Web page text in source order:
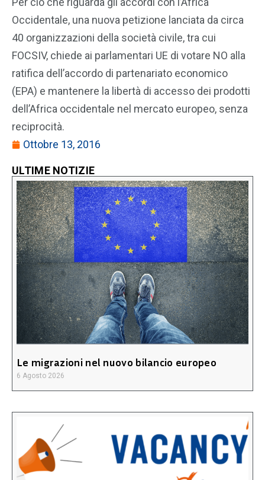
Occidentale, una nuova petizione lanciata da circa
40 organizzazioni della società civile, tra cui
FOCSIV, chiede ai parlamentari UE di votare NO alla
ratifica dell’accordo di partenariato economico
(EPA) e mantenere la libertà di accesso dei prodotti
dell’Africa occidentale nel mercato europeo, senza
reciprocità.
Ottobre 13, 2016
ULTIME NOTIZIE
Le migrazioni nel nuovo bilancio europeo
6 Agosto 2026